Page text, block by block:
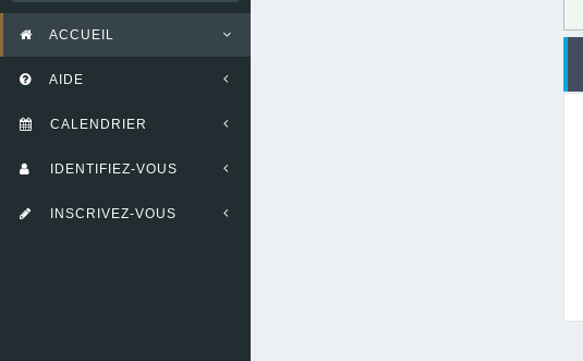
ACCUEIL
AIDE
CALENDRIER
IDENTIFIEZ-VOUS
INSCRIVEZ-VOUS